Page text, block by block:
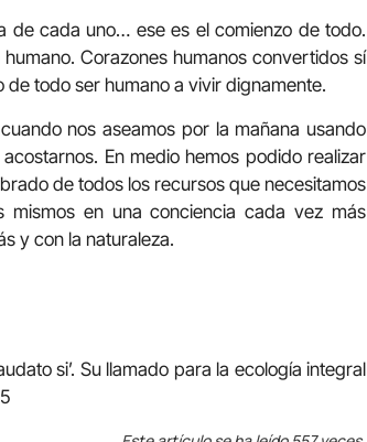
de cada uno… ese es el comienzo de todo.
Corazones humanos convertidos sí
todo ser humano a vivir dignamente.
nos aseamos por la mañana usando
En medio hemos podido realizar
de todos los recursos que necesitamos
en una conciencia cada vez más
y con la naturaleza.
si’. Su llamado para la ecología integral